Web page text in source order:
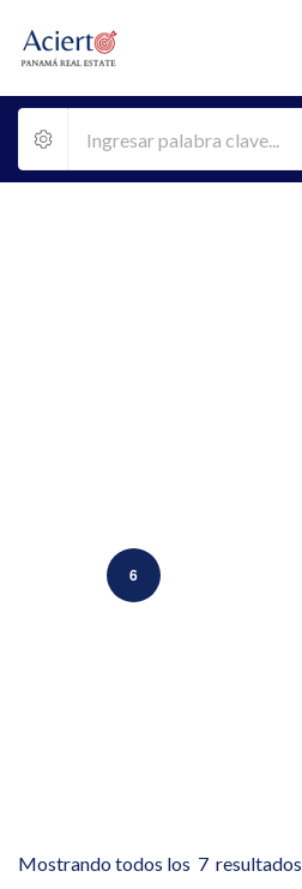
6
Mostrando todos los 7 resultados